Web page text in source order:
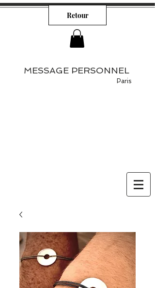
Retour
MESSAGE PERSONNEL
Paris